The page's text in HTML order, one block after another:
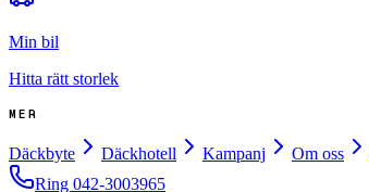
Min bil
Hitta rätt storlek
MER
Däckbyte Däckhotell Kampanj Om oss
Ring 042-3003965